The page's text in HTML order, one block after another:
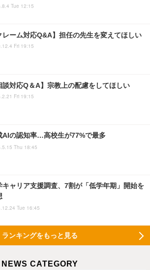
Tue 12:15
レーム対応Q&A】担任の先生を変えてほしい
Fri 19:15
談対応Q＆A】宗教上の配慮をしてほしい
Fri 19:15
AIの認知率…高校生が77%で最多
Thu 18:45
キャリア支援調査、7割が「低学年期」開始を
Tue 16:45
ランキングをもっと見る
NEWS CATEGORY